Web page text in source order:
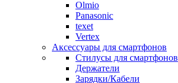
Olmio
Panasonic
texet
Vertex
Аксессуары для смартфонов
Стилусы для смартфонов
Держатели
Зарядки/Кабели